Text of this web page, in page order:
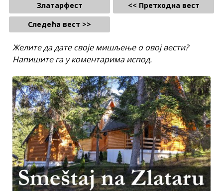
Златарфест
<< Претходна вест
Следећа вест >>
Желите да дате своје мишљење о овој вести?
Напишите га у коментарима испод.